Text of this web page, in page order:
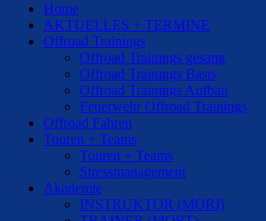
Home
AKTUELLES + TERMINE
Offroad Trainings
Offroad Trainings gesamt
Offroad Trainings Basis
Offroad Trainings Aufbau
Feuerwehr Offroad Trainings
Offroad Fahren
Touren + Teams
Touren + Teams
Stressmanagement
Akademie
INSTRUKTOR (MORI)